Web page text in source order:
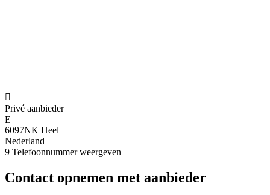

Privé aanbieder
E
6097NK Heel
Nederland
9 Telefoonnummer weergeven
Contact opnemen met aanbieder